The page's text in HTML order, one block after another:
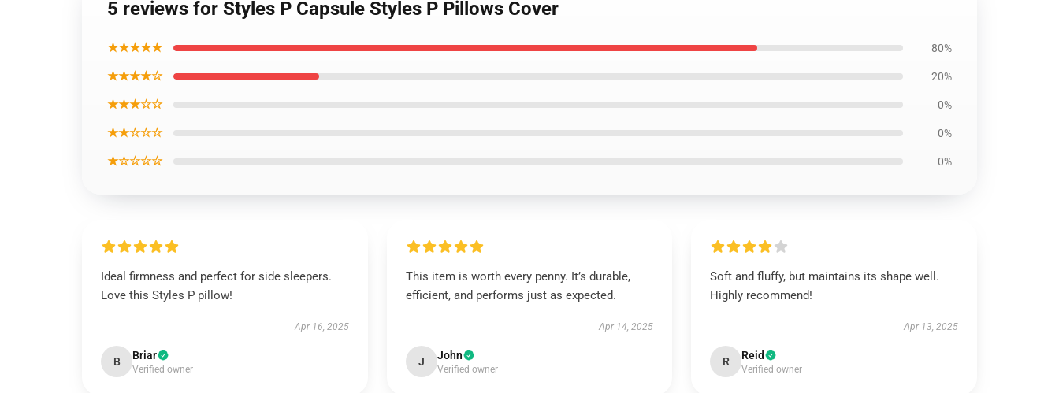
5 reviews for Styles P Capsule Styles P Pillows Cover
★★★★★ 80%
★★★★☆ 20%
★★★☆☆ 0%
★★☆☆☆ 0%
★☆☆☆☆ 0%
Ideal firmness and perfect for side sleepers.
Love this Styles P pillow!
Apr 16, 2025
B Briar
Verified owner
This item is worth every penny. It’s durable,
efficient, and performs just as expected.
Apr 14, 2025
J John
Verified owner
Soft and fluffy, but maintains its shape well.
Highly recommend!
Apr 13, 2025
R Reid
Verified owner